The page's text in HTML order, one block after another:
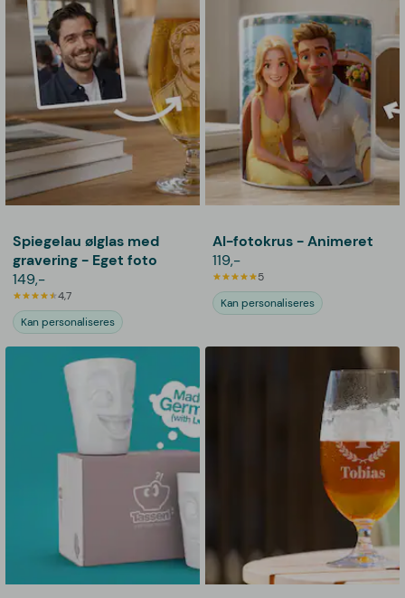
Spiegelau ølglas med
gravering - Eget foto
149,-
4,7
Kan personaliseres
AI-fotokrus - Animeret
119,-
5
Kan personaliseres